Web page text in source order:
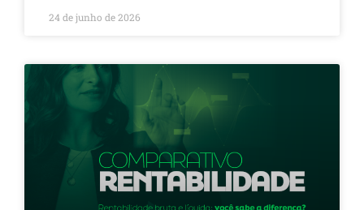
24 de junho de 2026